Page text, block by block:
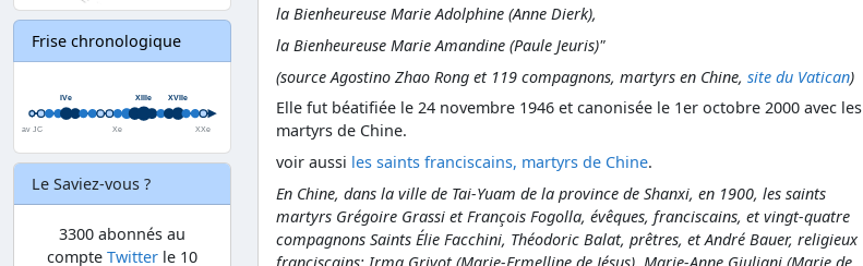
Frise chronologique
Le Saviez-vous ?
3300 abonnés au
compte Twitter le 10
la Bienheureuse Marie Adolphine (Anne Dierk),
la Bienheureuse Marie Amandine (Paule Jeuris)"
(source Agostino Zhao Rong et 119 compagnons, martyrs en Chine, site du Vatican)
Elle fut béatifiée le 24 novembre 1946 et canonisée le 1er octobre 2000 avec les
martyrs de Chine.
voir aussi les saints franciscains, martyrs de Chine.
En Chine, dans la ville de Tai-Yuam de la province de Shanxi, en 1900, les saints
martyrs Grégoire Grassi et François Fogolla, évêques, franciscains, et vingt-quatre
compagnons Saints Élie Facchini, Théodoric Balat, prêtres, et André Bauer, religieux